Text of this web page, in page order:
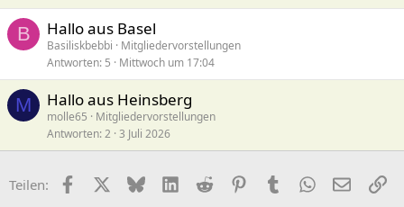
B Hallo aus Basel
Basiliskbebbi
Mitgliedervorstellungen
Antworten 5 Mittwoch um 17:04
M Hallo aus Heinsberg
molle65
Mitgliedervorstellungen
Antworten 2 3 Juli 2026
Teilen: FacebookX (Twitter)
BlueskyLinkedIn
Reddit PinterestTumblr WhatsApp
E-Mail